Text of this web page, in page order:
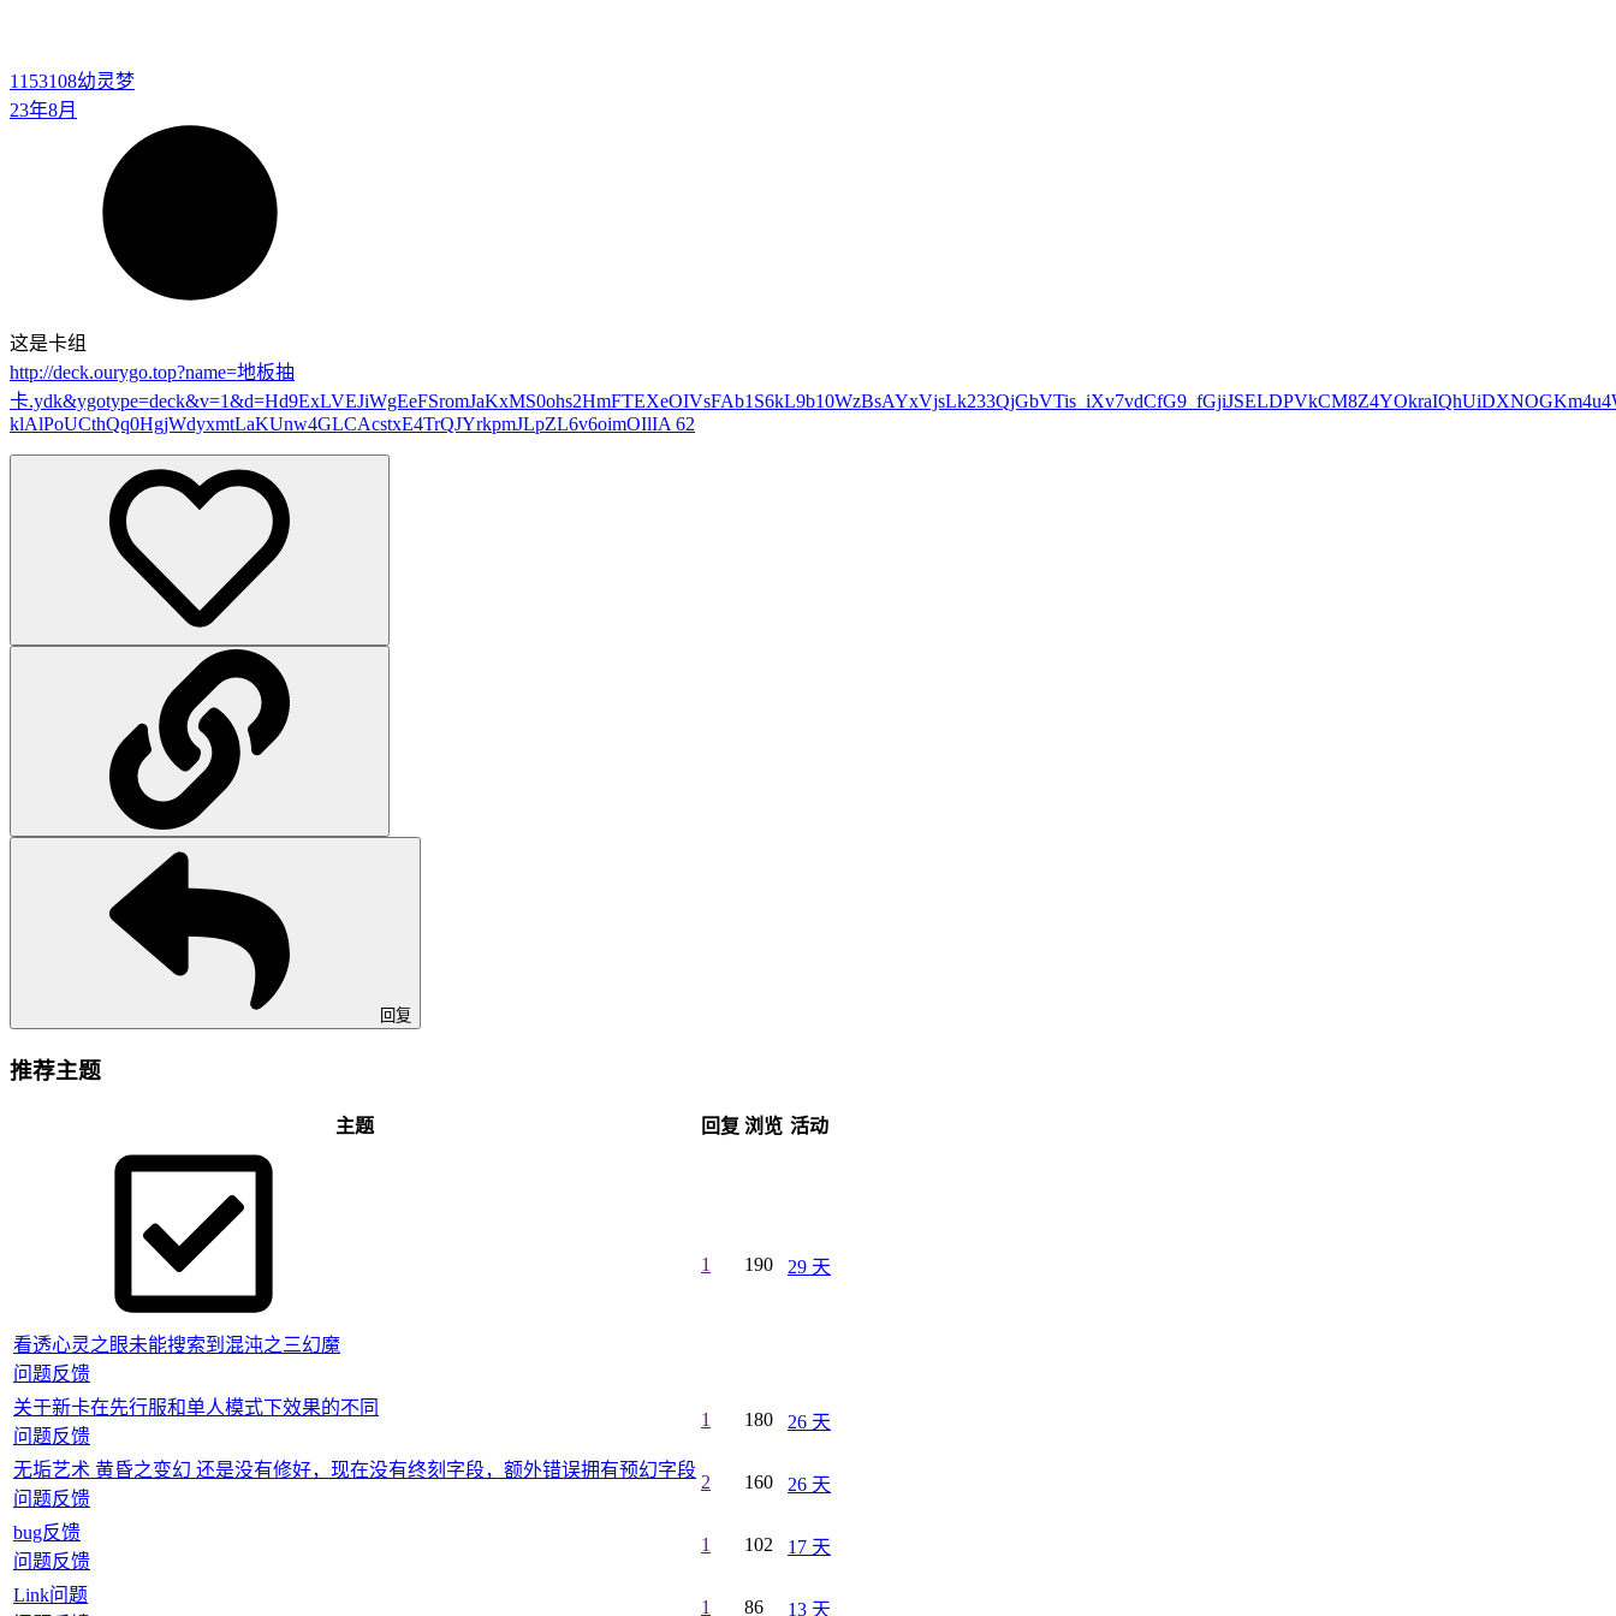
1153108幼灵梦
23年8月
这是卡组
http://deck.ourygo.top?name=地板抽
卡
klAlPoUCthQq0HgjWdyxmtLaKUnw4GLCAcstxE4TrQJYrkpmJLpZL6v6oimOIlIA 62
回复
推荐主题
主题 回复 浏览 活动
看透心灵之眼未能搜索到混沌之三幻魔
问题反馈
1 190 29 天
关于新卡在先行服和单人模式下效果的不同
问题反馈
1 180 26 天
无垢艺术 黄昏之变幻 还是没有修好，现在没有终刻字段，额外错误拥有预幻字段
问题反馈
2 160 26 天
bug反馈
问题反馈
1 102 17 天
Link问题
1 86 13 天